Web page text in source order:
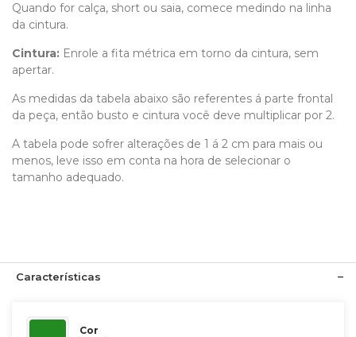
Quando for calça, short ou saia, comece medindo na linha
da cintura.
Cintura: Enrole a fita métrica em torno da cintura, sem
apertar.
As medidas da tabela abaixo são referentes á parte frontal
da peça, então busto e cintura você deve multiplicar por 2.
A tabela pode sofrer alterações de 1 á 2 cm para mais ou
menos, leve isso em conta na hora de selecionar o
tamanho adequado.
Características
Cor